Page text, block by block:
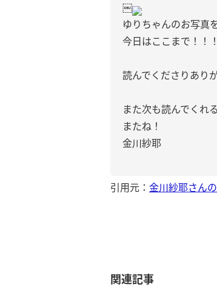
￼
ゆりちゃんのお写真
今日はここまで！！！
読んでくださりあり
また次も読んでくれ
またね！
金川紗耶
引用元： 金川紗耶さん
関連記事